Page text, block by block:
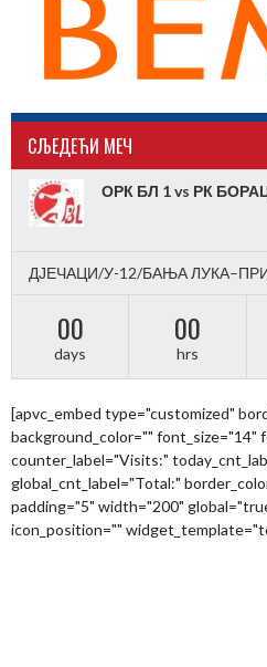
CЉЕДЕЋИ МЕЧ
ОРК БЛ 1 vs РК
ДЈЕЧАЦИ/У-12/БАЊА
00
days
00
hrs
[apvc_embed type="customized"
background_color=""
counter_label="Visits:"
global_cnt_label="Total:"
padding="5" width="200"
icon_position=""